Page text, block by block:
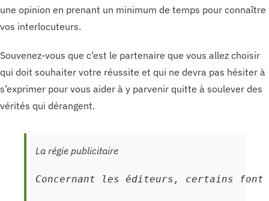
une opinion en prenant un minimum de temps pour connaître
vos interlocuteurs.
Souvenez-vous que c’est le partenaire que vous allez choisir
qui doit souhaiter votre réussite et qui ne devra pas hésiter à
s’exprimer pour vous aider à y parvenir quitte à soulever des
vérités qui dérangent.
La régie publicitaire
Concernant les éditeurs, certains